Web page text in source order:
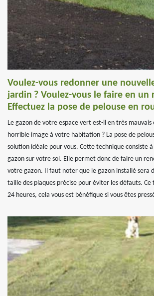
Voulez-vous redonner une
jardin ? Voulez-vous le faire en un
Effectuez la pose de pelouse en
Le gazon de votre espace vert est-il en très mauvais
horrible image à votre habitation ? La pose de
solution idéale pour vous. Cette technique consiste
gazon sur votre sol. Elle permet donc de faire un
votre gazon. Il faut noter que le gazon installé sera
taille des plaques précise pour éviter les défauts.
24 heures, cela vous est bénéfique si vous êtes